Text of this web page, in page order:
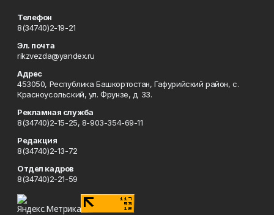
Телефон
8(34740)2-19-21
Эл. почта
rikzvezda@yandex.ru
Адрес
453050, Республика Башкортостан, Гафурийский район, с.
Красноусольский, ул. Фрунзе, д. 33.
Рекламная служба
8(34740)2-15-25, 8-903-354-69-11
Редакция
8(34740)2-13-72
Отдел кадров
8(34740)2-21-59